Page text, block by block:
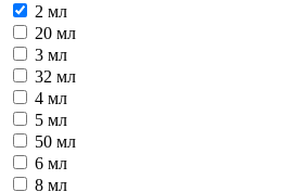
2 мл
20 мл
3 мл
32 мл
4 мл
5 мл
50 мл
6 мл
8 мл